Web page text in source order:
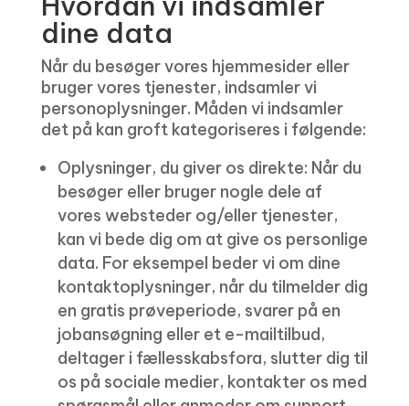
dine data
Når du besøger vores hjemmesider eller
bruger vores tjenester, indsamler vi
personoplysninger. Måden vi indsamler
det på kan groft kategoriseres i følgende:
Oplysninger, du giver os direkte: Når du
besøger eller bruger nogle dele af
vores websteder og/eller tjenester,
kan vi bede dig om at give os personlige
data. For eksempel beder vi om dine
kontaktoplysninger, når du tilmelder dig
en gratis prøveperiode, svarer på en
jobansøgning eller et e-mailtilbud,
deltager i fællesskabsfora, slutter dig til
os på sociale medier, kontakter os med